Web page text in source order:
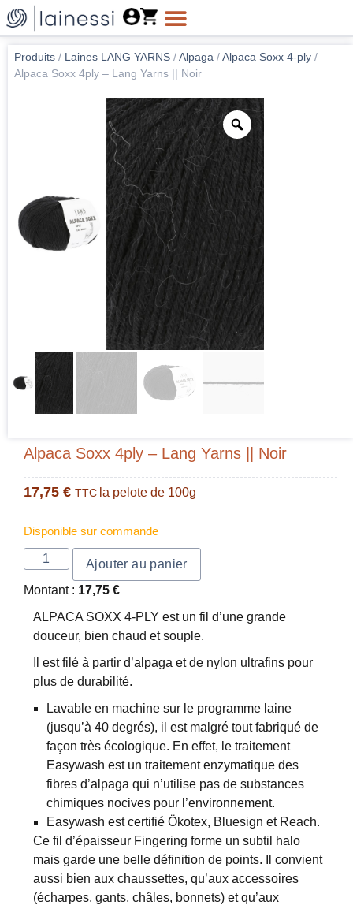
Produits / Laines LANG YARNS /Alpaga /Alpaca Soxx 4-ply /
Alpaca Soxx 4ply – Lang Yarns || Noir
Alpaca Soxx 4ply – Lang Yarns || Noir
17,75 € TTC la pelote de 100g
Disponible sur commande
Ajouter au panier
Montant : 17,75 €
ALPACA SOXX 4-PLY est un fil d’une grande
douceur, bien chaud et souple.
Il est filé à partir d’alpaga et de nylon ultrafins pour
plus de durabilité.
Lavable en machine sur le programme laine
(jusqu’à 40 degrés), il est malgré tout fabriqué de
façon très écologique. En effet, le traitement
Easywash est un traitement enzymatique des
fibres d’alpaga qui n’utilise pas de substances
chimiques nocives pour l’environnement.
Easywash est certifié Ökotex, Bluesign et Reach.
Ce fil d’épaisseur Fingering forme un subtil halo
mais garde une belle définition de points. Il convient
aussi bien aux chaussettes, qu’aux accessoires
(écharpes, gants, châles, bonnets) et qu’aux